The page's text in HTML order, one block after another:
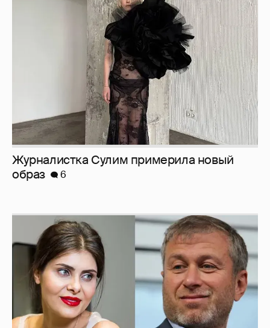
Журналистка Сулим примерила новый
И снова невеста 357